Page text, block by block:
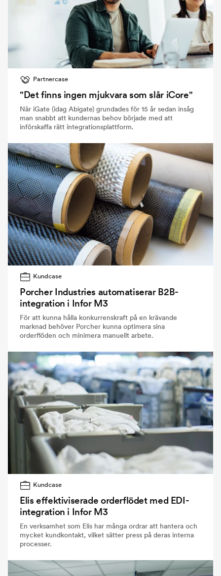
Partnercase
"Det finns ingen mjukvara som slår iCore"
När iGate (idag Abigate) grundades för 15 år sedan insåg
man snabbt att kundernas behov började med att
införskaffa rätt integrationsplattform.
Kundcase
Porcher Industries automatiserar B2B-
integration i Infor M3
För att kunna hålla konkurrenskraft på en krävande
marknad behöver Porcher kunna optimera sina
orderflöden och minimera manuellt arbete.
Kundcase
Elis effektiviserade orderflödet med EDI-
integration i Infor M3
En verksamhet som Elis har många ordrar att hantera och
mycket kundkontakt, vilket sätter press på deras interna
processer.